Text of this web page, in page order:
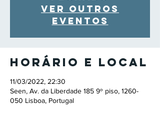
Ver outros
eventos
Horário e local
11/03/2022, 22:30
Seen, Av. da Liberdade 185 9º piso, 1260-
050 Lisboa, Portugal